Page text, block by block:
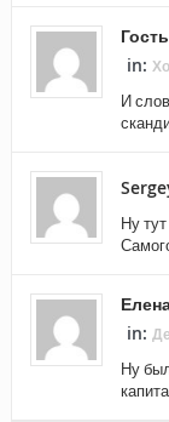
Гость
in:
И
Ну
in:
Ну